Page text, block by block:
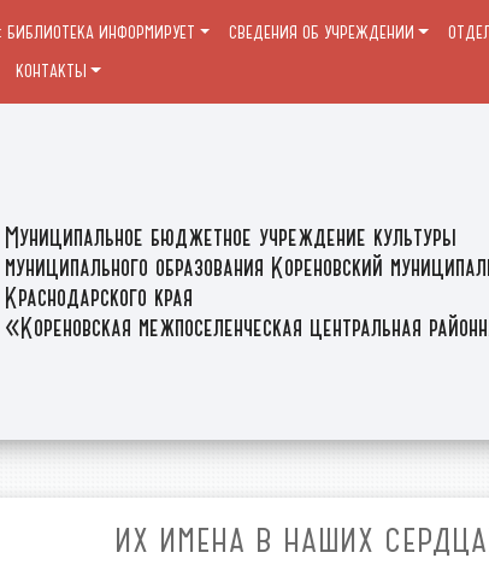
Муниципальное бюджетное учреждение культуры
муниципального образования Кореновский
Краснодарского края
«Кореновская межпоселенческая центральная
БИБЛИОТЕКА ИНФОРМИРУЕТ СВЕДЕНИЯ ОБ УЧРЕЖДЕНИИ
КОНТАКТЫ
ИХ ИМЕНА В НАШИХ